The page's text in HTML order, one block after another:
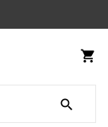
shopping_cart
